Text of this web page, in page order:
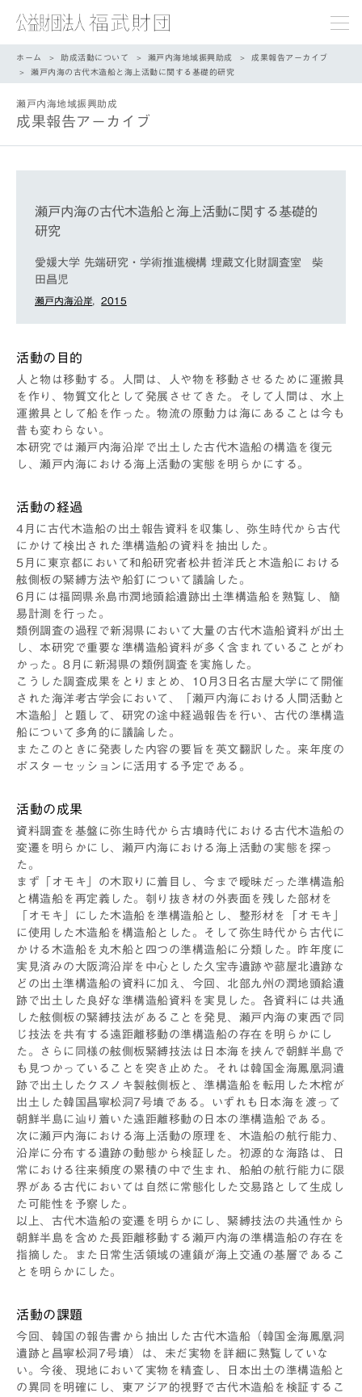
ホーム 助成活動について 瀬戸内海地域振興助成
成果報告アーカイブ
瀬戸内海の古代木造船と海上活動に関する基礎的研究
瀬戸内海地域振興助成
成果報告アーカイブ
瀬戸内海の古代木造船と海上活動に関する基礎的
研究
愛媛大学 先端研究・学術推進機構 埋蔵文化財調査室 柴
田昌児
瀬戸内海沿岸, 2015
活動の目的
人と物は移動する。人間は、人や物を移動させるために運搬具
を作り、物質文化として発展させてきた。そして人間は、水上
運搬具として船を作った。物流の原動力は海にあることは今も
昔も変わらない。
本研究では瀬戸内海沿岸で出土した古代木造船の構造を復元
し、瀬戸内海における海上活動の実態を明らかにする。
活動の経過
4月に古代木造船の出土報告資料を収集し、弥生時代から古代
にかけて検出された準構造船の資料を抽出した。
5月に東京都において和船研究者松井哲洋氏と木造船における
舷側板の緊縛方法や船釘について議論した。
6月には福岡県糸島市潤地頭給遺跡出土準構造船を熟覧し、簡
易計測を行った。
類例調査の過程で新潟県において大量の古代木造船資料が出土
し、本研究で重要な準構造船資料が多く含まれていることがわ
かった。8月に新潟県の類例調査を実施した。
こうした調査成果をとりまとめ、10月3日名古屋大学にて開催
された海洋考古学会において、「瀬戸内海における人間活動と
木造船」と題して、研究の途中経過報告を行い、古代の準構造
船について多角的に議論した。
またこのときに発表した内容の要旨を英文翻訳した。来年度の
ポスターセッションに活用する予定である。
活動の成果
資料調査を基盤に弥生時代から古墳時代における古代木造船の
変遷を明らかにし、瀬戸内海における海上活動の実態を探っ
た。
まず「オモキ」の木取りに着目し、今まで曖昧だった準構造船
と構造船を再定義した。刳り抜き材の外表面を残した部材を
「オモキ」にした木造船を準構造船とし、整形材を「オモキ」
に使用した木造船を構造船とした。そして弥生時代から古代に
かける木造船を丸木船と四つの準構造船に分類した。昨年度に
実見済みの大阪湾沿岸を中心とした久宝寺遺跡や蔀屋北遺跡な
どの出土準構造船の資料に加え、今回、北部九州の潤地頭給遺
跡で出土した良好な準構造船資料を実見した。各資料には共通
した舷側板の緊縛技法があることを発見、瀬戸内海の東西で同
じ技法を共有する遠距離移動の準構造船の存在を明らかにし
た。さらに同様の舷側板緊縛技法は日本海を挟んで朝鮮半島で
も見つかっていることを突き止めた。それは韓国金海鳳凰洞遺
跡で出土したクスノキ製舷側板と、準構造船を転用した木棺が
出土した韓国昌寧松洞7号墳である。いずれも日本海を渡って
朝鮮半島に辿り着いた遠距離移動の日本の準構造船である。
次に瀬戸内海における海上活動の原理を、木造船の航行能力、
沿岸に分布する遺跡の動態から検証した。初源的な海路は、日
常における往来頻度の累積の中で生まれ、船舶の航行能力に限
界がある古代においては自然に常態化した交易路として生成し
た可能性を予察した。
以上、古代木造船の変遷を明らかにし、緊縛技法の共通性から
朝鮮半島を含めた長距離移動する瀬戸内海の準構造船の存在を
指摘した。また日常生活領域の連鎖が海上交通の基層であるこ
とを明らかにした。
活動の課題
今回、韓国の報告書から抽出した古代木造船（韓国金海鳳凰洞
遺跡と昌寧松洞7号墳）は、未だ実物を詳細に熟覧していな
い。今後、現地において実物を精査し、日本出土の準構造船と
の異同を明確にし、東アジア的視野で古代木造船を検証するこ